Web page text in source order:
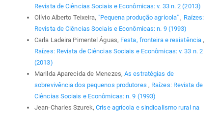
Revista de Ciências Sociais e Econômicas: v. 33 n. 2 (2013)
Olívio Alberto Teixeira, "Pequena produção agrícola" , Raízes:
Revista de Ciências Sociais e Econômicas: n. 9 (1993)
Carla Ladeira Pimentel Águas, Festa, fronteira e resistência ,
Raízes: Revista de Ciências Sociais e Econômicas: v. 33 n. 2
(2013)
Marilda Aparecida de Menezes,As estratégias de
sobrevivência dos pequenos produtores , Raízes: Revista de
Ciências Sociais e Econômicas: n. 9 (1993)
Jean-Charles Szurek,Crise agrícola e sindicalismo rural na